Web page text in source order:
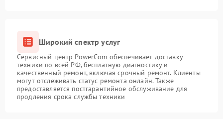
Широкий спектр услуг
Сервисный центр PowerCom обеспечивает доставку
техники по всей РФ, бесплатную диагностику и
качественный ремонт, включая срочный ремонт. Клиенты
могут отслеживать статус ремонта онлайн. Также
предоставляется постгарантийное обслуживание для
продления срока службы техники